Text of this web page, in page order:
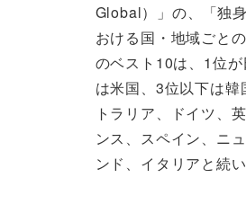
Global）」の、「独
おける国・地域ごと
のベスト10は、1位
は米国、3位以下は韓
トラリア、ドイツ、
ンス、スペイン、ニ
ンド、イタリアと続い